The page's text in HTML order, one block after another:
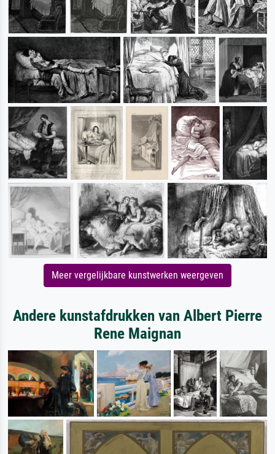
Meer vergelijkbare kunstwerken weergeven
Andere kunstafdrukken van Albert Pierre
Rene Maignan